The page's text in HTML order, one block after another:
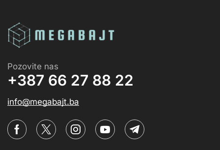
Pozovite nas
+387 66 27 88 22
info@megabajt.ba